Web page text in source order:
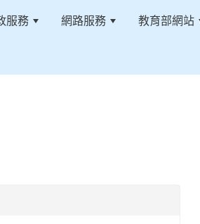
服務 網路服務 教育部網站